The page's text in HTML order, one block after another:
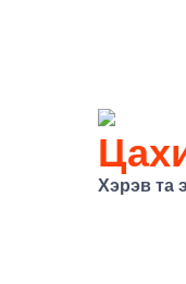
Хэрэв та